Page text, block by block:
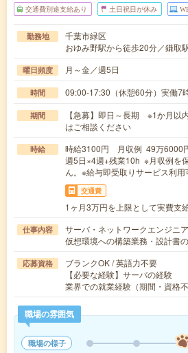
交通費別途支給あり 土日祝日が休み
勤務地
千葉市緑区
おゆみ野駅から徒歩20分／鎌取
曜日頻度 月～金／週5日
時間 09:00-17:30（休憩60分）実働7
期間
【急募】即日～長期 ※1か月以
はご相談ください
時給
時給3100円 月収例 49万6000
週5日×4週+残業10h ※月収例を
ん。※給与即受取りサービス利用
交通費
1ヶ月3万円を上限として実費支
仕事内容
サーバ・ネットワークエンジニア
仮想環境への構築業務・設計書
応募資格
ブランクOK / 英語力不要
【必要な経験】サーバの経験
業界での就業経験（期間・資格
職場の雰囲気
職場の様子